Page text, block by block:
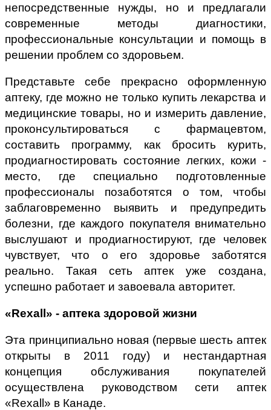
непосредственные нужды, но и предлагали
современные методы диагностики,
профессиональные консультации и помощь в
решении проблем со здоровьем.
Представьте себе прекрасно оформленную
аптеку, где можно не только купить лекарства и
медицинские товары, но и измерить давление,
проконсультироваться с фармацевтом,
составить программу, как бросить курить,
продиагностировать состояние легких, кожи -
место, где специально подготовленные
профессионалы позаботятся о том, чтобы
заблaговременно выявить и предупредить
болезни, где каждого покупателя внимательно
выслушают и продиагностируют, где человек
чувствует, что о его здоровье заботятся
реально. Такая сеть аптек уже создана,
успешно работает и завоевала авторитет.
«Rexall» - аптека здоровой жизни
Эта принципиально новая (первые шесть аптек
открыты в 2011 году) и нестандартная
концепция обслуживания покупателей
осуществлена руководством сети аптек
«Rexall» в Канаде.